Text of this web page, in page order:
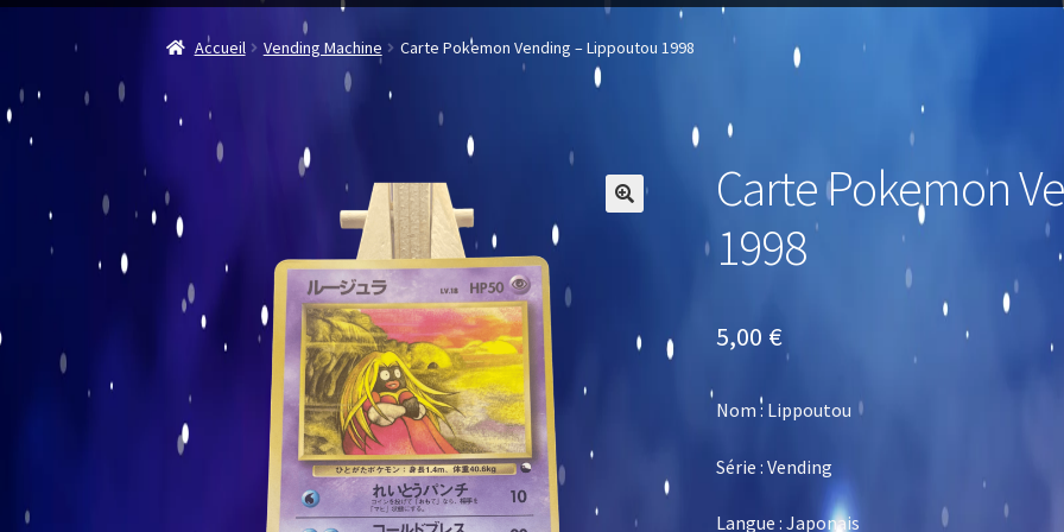
Accueil Vending Machine Carte Pokemon Vending – Lippoutou 1998
Carte Pokemon
1998
5,00 €
Nom : Lippoutou
Série : Vending
Langue : Japonais